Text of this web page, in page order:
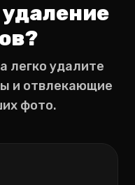
легко удалите
и отвлекающие
фото.